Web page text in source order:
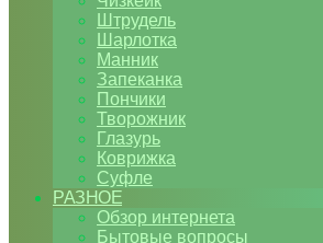
Штрудель
Шарлотка
Манник
Запеканка
Пончики
Творожник
Глазурь
Коврижка
Суфле
РАЗНОЕ
Обзор интернета
Бытовые вопросы